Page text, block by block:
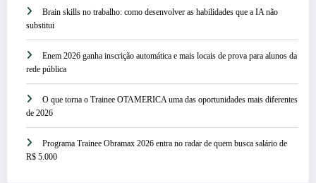
Brain skills no trabalho: como desenvolver as habilidades que a IA não
substitui
Enem 2026 ganha inscrição automática e mais locais de prova para alunos da
rede pública
O que torna o Trainee OTAMERICA uma das oportunidades mais diferentes
de 2026
Programa Trainee Obramax 2026 entra no radar de quem busca salário de
R$ 5.000